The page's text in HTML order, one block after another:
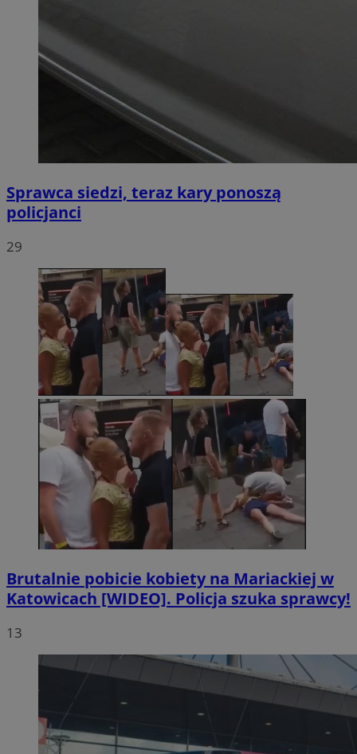
Sprawca siedzi, teraz kary ponoszą
policjanci
29
Brutalnie pobicie kobiety na Mariackiej w
Katowicach [WIDEO]. Policja szuka sprawcy!
13